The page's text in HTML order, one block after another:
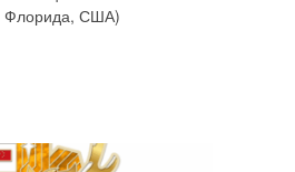
Флорида, США)